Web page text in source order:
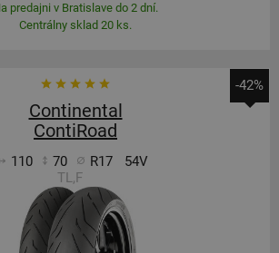
predajni v Bratislave do 2 dní.
Centrálny sklad 20 ks.
-42%
Continental
ContiRoad
110 70 R17
54V
TL,F